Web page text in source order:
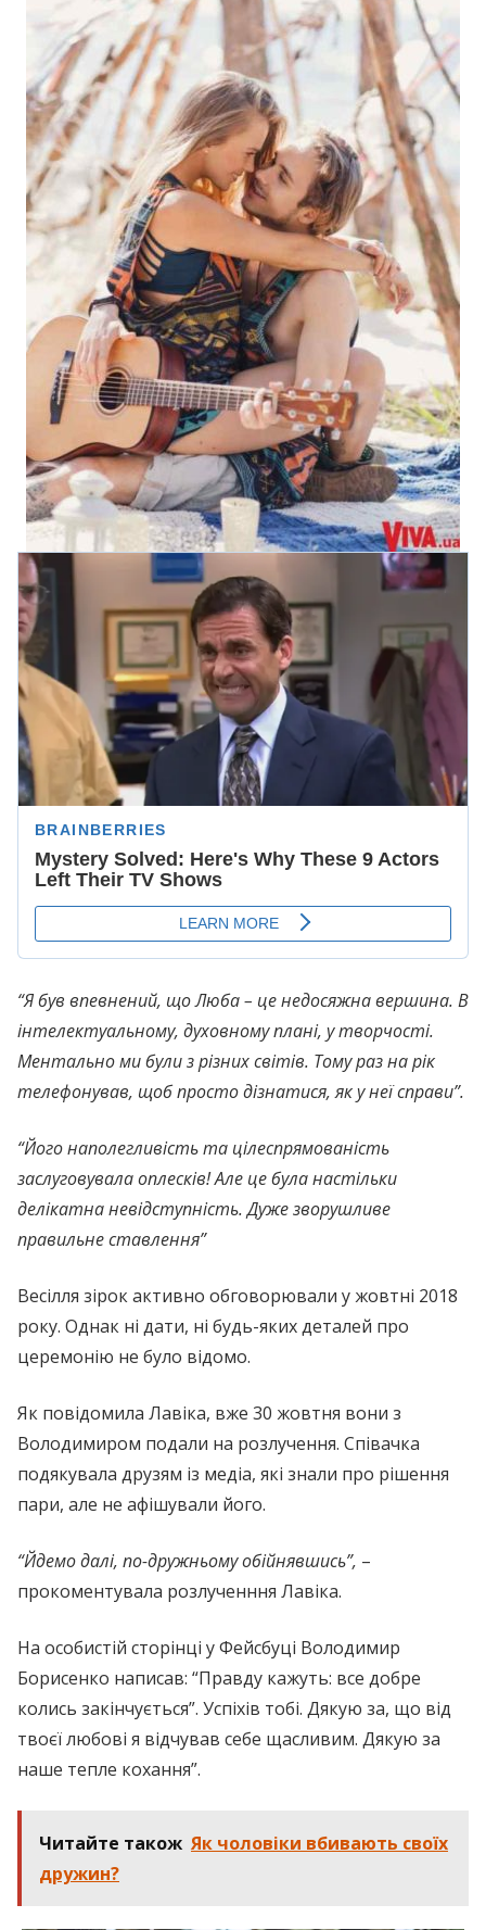
“Я був впевнений, що Люба – це недосяжна вершина. В
інтелектуальному, духовному плані, у творчості.
Ментально ми були з різних світів. Тому раз на рік
телефонував, щоб просто дізнатися, як у неї справи”.
“Його наполегливість та цілеспрямованість
заслуговувала оплесків! Але це була настільки
делікатна невідступність. Дуже зворушливе
правильне ставлення”
Весілля зірок активно обговорювали у жовтні 2018
року. Однак ні дати, ні будь-яких деталей про
церемонію не було відомо.
Як повідомила Лавіка, вже 30 жовтня вони з
Володимиром подали на розлучення. Співачка
подякувала друзям із медіа, які знали про рішення
пари, але не афішували його.
“Йдемо далі, по-дружньому обійнявшись”, –
прокоментувала розлученння Лавіка.
На особистій сторінці у Фейсбуці Володимир
Борисенко написав: “Правду кажуть: все добре
колись закінчується”. Успіхів тобі. Дякую за, що від
твоєї любові я відчував себе щасливим. Дякую за
наше тепле кохання”.
Читайте також Як чоловіки вбивають своїх
дружин?